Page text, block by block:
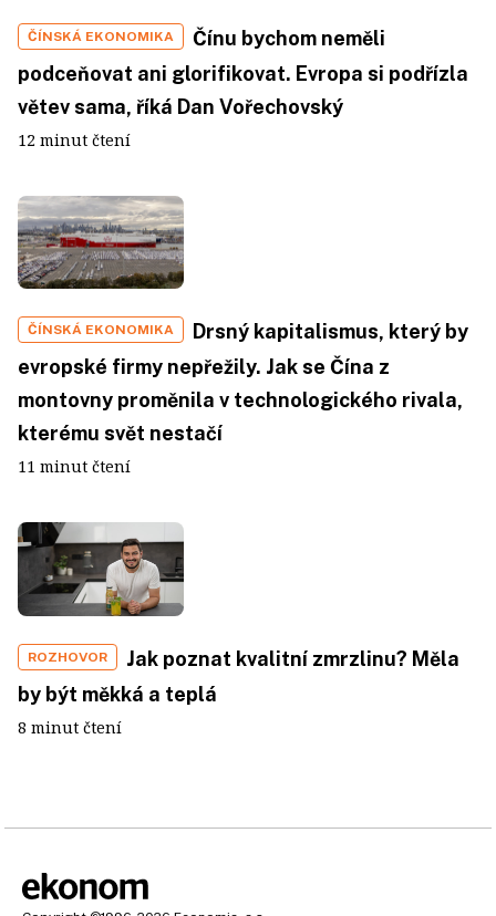
ČÍNSKÁ EKONOMIKA
Čínu bychom neměli
podceňovat ani glorifikovat. Evropa si podřízla
větev sama, říká Dan Vořechovský
12 minut čtení
ČÍNSKÁ EKONOMIKA
Drsný kapitalismus, který by
evropské firmy nepřežily. Jak se Čína z
montovny proměnila v technologického rivala,
kterému svět nestačí
11 minut čtení
ROZHOVOR
Jak poznat kvalitní zmrzlinu? Měla
by být měkká a teplá
8 minut čtení